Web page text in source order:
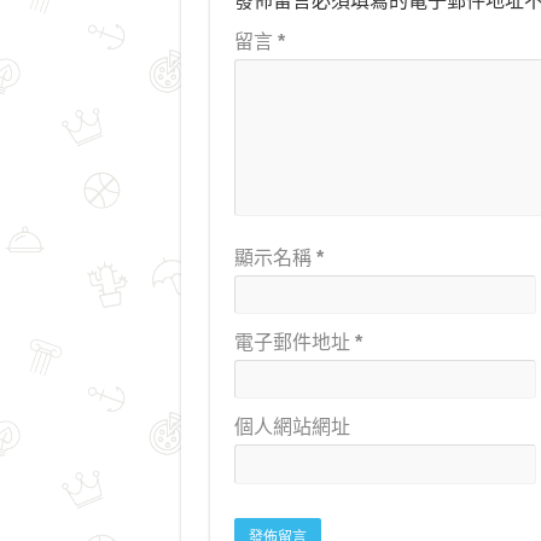
留言 *
顯示名稱 *
電子郵件地址 *
個人網站網址